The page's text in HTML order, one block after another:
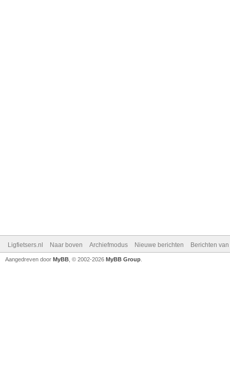
Ligfietsers.nl Naar boven Archiefmodus Nieuwe berichten Berichten
Aangedreven door MyBB , © 2002-2026 MyBB Group